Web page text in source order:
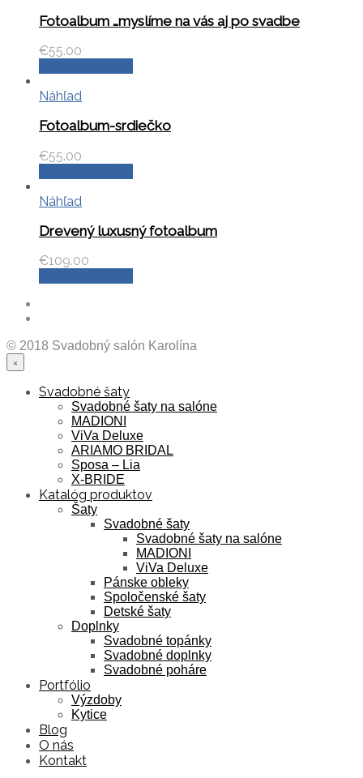
Fotoalbum …myslíme na vás aj po svadbe
€55.00
Náhľad
Fotoalbum-srdiečko
€55.00
Náhľad
Drevený luxusný fotoalbum
€109.00
© 2018 Svadobný salón Karolína
×
Svadobné šaty
Svadobné šaty na salóne
MADIONI
ViVa Deluxe
ARIAMO BRIDAL
Sposa – Lia
X-BRIDE
Katalóg produktov
Šaty
Svadobné šaty
Svadobné šaty na salóne
MADIONI
ViVa Deluxe
Pánske obleky
Spoločenské šaty
Detské šaty
Doplnky
Svadobné topánky
Svadobné doplnky
Svadobné poháre
Portfólio
Výzdoby
Kytice
Blog
O nás
Kontakt